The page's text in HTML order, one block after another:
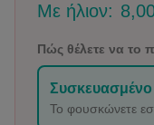
Με ήλιον:
Πώς θέλετε να το
Συσκευασμένο
Το φουσκώνετε